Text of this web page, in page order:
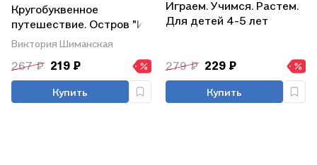
Кругобуквенное
путешествие. Остров "И".
Пособие для детей 3-5
Виктория Шиманская
267 ₽ 219 ₽
Купить
Играем. Учимся. Растем.
Для детей 4-5 лет
279 ₽ 229 ₽
Купить